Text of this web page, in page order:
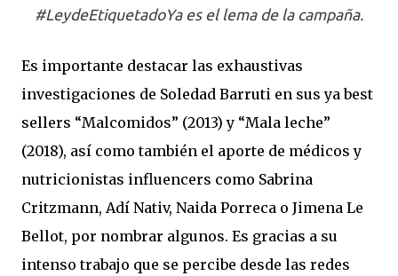
#LeydeEtiquetadoYa es el lema de la campaña.
Es importante destacar las exhaustivas
investigaciones de Soledad Barruti en sus ya best
sellers “Malcomidos” (2013) y “Mala leche”
(2018), así como también el aporte de médicos y
nutricionistas influencers como Sabrina
Critzmann, Adí Nativ, Naida Porreca o Jimena Le
Bellot, por nombrar algunos. Es gracias a su
intenso trabajo que se percibe desde las redes